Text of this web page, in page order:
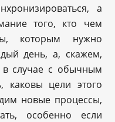
а
того, кто чем
которым нужно
день, а, скажем,
случае с обычным
каковы цели этого
новые процессы,
особенно если